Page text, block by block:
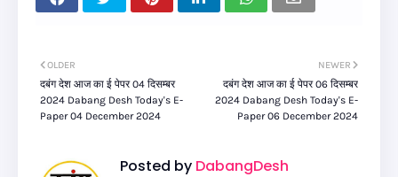
NEWER
दबंग देश आज का ई पेपर 06 दिसम्बर
2024 Dabang Desh Today's E-
Paper 06 December 2024
OLDER
दबंग देश आज का ई पेपर 04 दिसम्बर
2024 Dabang Desh Today's E-
Paper 04 December 2024
Posted by DabangDesh